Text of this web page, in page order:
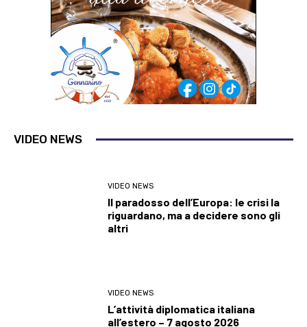
VIDEO NEWS
VIDEO NEWS
Il paradosso dell’Europa: le crisi la
riguardano, ma a decidere sono gli
altri
VIDEO NEWS
L’attività diplomatica italiana
all’estero – 7 agosto 2026